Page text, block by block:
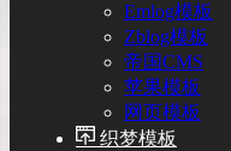
Emlog模板
Zblog模板
帝国CMS
苹果模板
网页模板
织梦模板